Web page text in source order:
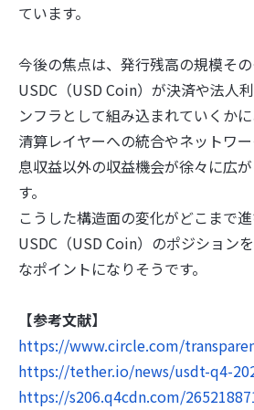
ています。
今後の焦点は、発行残高の規模その
USDC（USD Coin）が決済や法人
ンフラとして組み込まれていくかに
清算レイヤーへの統合やネットワ
息収益以外の収益機会が徐々に広
す。
こうした構造面の変化がどこまで進
USDC（USD Coin）のポジション
なポイントになりそうです。
【参考文献】
https://www.circle.com/
https://tether.io/news/usdt-q4-
https://s206.q4cdn.com/